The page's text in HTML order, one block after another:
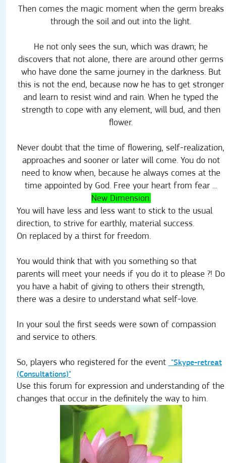
Then comes the magic moment when the germ breaks
through the soil and out into the light.
He not only sees the sun, which was drawn; he
discovers that not alone, there are around other germs
who have done the same journey in the darkness. But
this is not the end, because now he has to get stronger
and learn to resist wind and rain. When he typed the
strength to cope with any element, will bud, and then
flower.
Never doubt that the time of flowering, self-realization,
approaches and sooner or later will come. You do not
need to know when, because he always comes at the
time appointed by God. Free your heart from fear ...
New Dimension.
You will have less and less want to stick to the usual
direction, to strive for earthly, material success.
On replaced by a thirst for freedom.
You would think that with you something so that
parents will meet your needs if you do it to please ?! Do
you have a habit of giving to others their strength,
there was a desire to understand what self-love.
In your soul the first seeds were sown of compassion
and service to others.
So, players who registered for the event "Skype-retreat
(Consultations)"
Use this forum for expression and understanding of the
changes that occur in the definitely the way to him.